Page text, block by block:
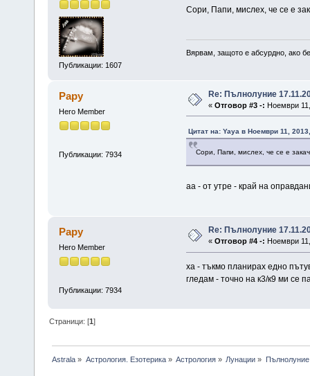
Публикации: 1607
Сори, Папи, мислех, че се е
Вярвам, защото е абсурдно, ако
Papy
Hero Member
Публикации: 7934
Re: Пълнолуние
« Отговор #3 -: Ноември
Цитат на: Yaya в Ноември 11,
Сори, Папи, мислех, че се е
аа - от утре - край на
Papy
Hero Member
Публикации: 7934
Re: Пълнолуние
« Отговор #4 -: Ноември
ха - тъкмо планирах едно
гледам - точно на к3/к9 ми се
Страници: [1]
Astrala » Астрология. Езотерика» Астрология» Лунации »